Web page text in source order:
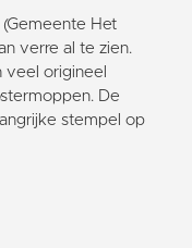
Het
verre al te zien.
origineel
De
stempel op